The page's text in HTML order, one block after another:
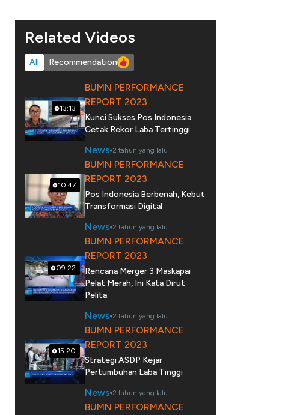
Related Videos
All Recommendation
13:13
BUMN PERFORMANCE
REPORT 2023
Kunci Sukses Pos Indonesia
Cetak Rekor Laba Tertinggi
News 2 tahun yang lalu
10:47
BUMN PERFORMANCE
REPORT 2023
Pos Indonesia Berbenah, Kebut
Transformasi Digital
News 2 tahun yang lalu
09:22
BUMN PERFORMANCE
REPORT 2023
Rencana Merger 3 Maskapai
Pelat Merah, Ini Kata Dirut
Pelita
News 2 tahun yang lalu
15:20
BUMN PERFORMANCE
REPORT 2023
Strategi ASDP Kejar
Pertumbuhan Laba Tinggi
News 2 tahun yang lalu
BUMN PERFORMANCE